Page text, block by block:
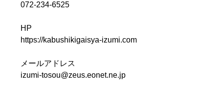
072-234-6525
HP
https://kabushikigaisya-izumi.com
メールアドレス
izumi-tosou@zeus.eonet.ne.jp